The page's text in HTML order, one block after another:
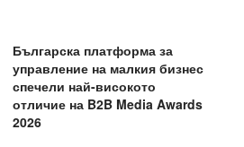
Българска платформа за
управление на малкия бизнес
спечели най-високото
отличие на B2B Media Awards
2026